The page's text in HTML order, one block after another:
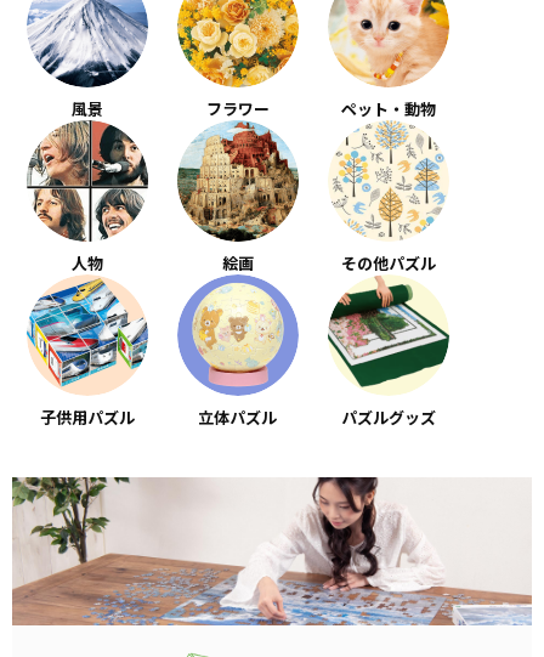
風景 フラワー ペット・動物
人物 絵画 その他パズル
子供用パズル 立体パズル パズルグッズ